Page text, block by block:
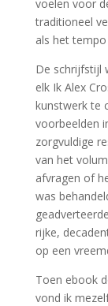
voelen voor
traditioneel
als het
De schrijfstijl
elk Ik Alex
kunstwerk te
voorbeelden
zorgvuldige
van het
afvragen of
was
rijke,
op een
Toen ebook
vond ik